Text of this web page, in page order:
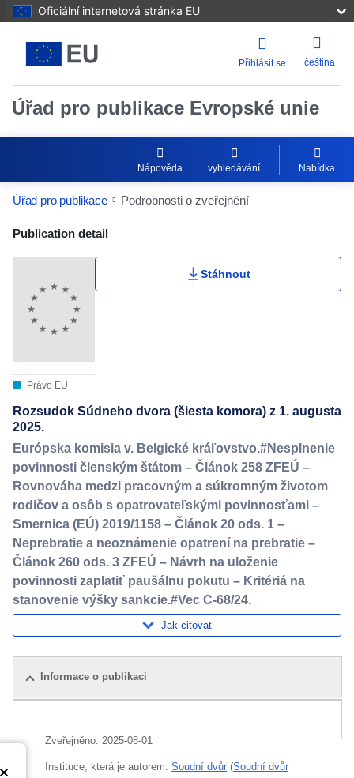
Oficiální internetová stránka EU
Přihlásit se čeština
Úřad pro publikace Evropské unie
Nápověda vyhledávání Nabídka
Úřad pro publikace Podrobnosti o zveřejnění
Publication Detail Actions Portlet
Publication detail
Právo EU
Stáhnout
Rozsudok Súdneho dvora (šiesta komora) z 1. augusta
2025.
Európska komisia v. Belgické kráľovstvo.#Nesplnenie
povinnosti členským štátom – Článok 258 ZFEÚ –
Rovnováha medzi pracovným a súkromným životom
rodičov a osôb s opatrovateľskými povinnosťami –
Smernica (EÚ) 2019/1158 – Článok 20 ods. 1 –
Neprebratie a neoznámenie opatrení na prebratie –
Článok 260 ods. 3 ZFEÚ – Návrh na uloženie
povinnosti zaplatiť paušálnu pokutu – Kritériá na
stanovenie výšky sankcie.#Vec C-68/24.
Jak citovat
Informace o publikaci
Zveřejněno: 2025-08-01
Instituce, která je autorem: Soudní dvůr (Soudní dvůr